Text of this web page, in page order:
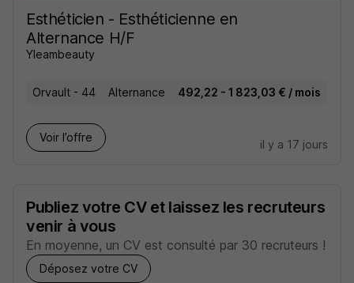
Esthéticien - Esthéticienne en
Alternance H/F
Yleambeauty
Orvault - 44 Alternance 492,22 - 1 823,03 € / mois
Voir l’offre
il y a 17 jours
Publiez votre CV et laissez les recruteurs
venir à vous
En moyenne, un CV est consulté par 30 recruteurs !
Déposez votre CV